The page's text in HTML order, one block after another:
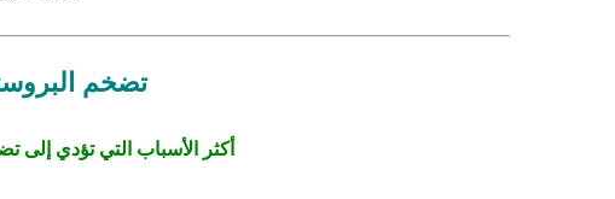
تضخم
أكثر الأسباب التي تؤدي إلى